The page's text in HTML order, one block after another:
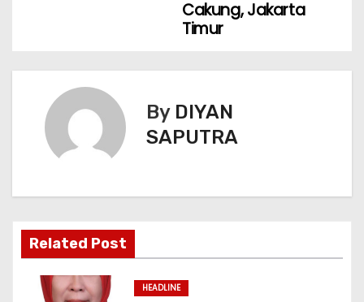
Cakung, Jakarta
Timur
By DIYAN
SAPUTRA
Related Post
HEADLINE